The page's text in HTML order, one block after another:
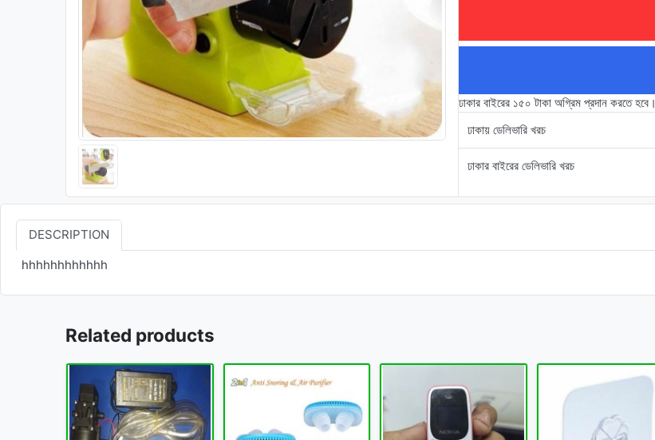
ঢাকার বাইরের ১৫০ টাকা অগ্রিম প্রদান করতে হবে।
ঢাকায় ডেলিভারি খরচ
ঢাকার বাইরের ডেলিভারি খরচ
DESCRIPTION
hhhhhhhhhhhh
Related products